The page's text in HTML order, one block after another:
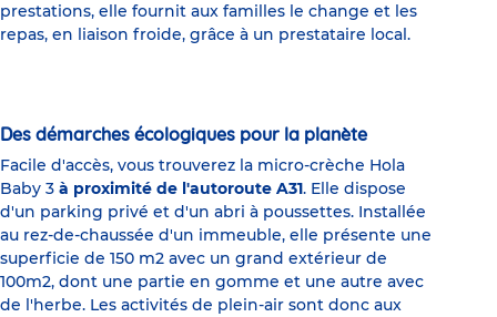
prestations, elle fournit aux familles le change et les
repas, en liaison froide, grâce à un prestataire local.
Des démarches écologiques pour la planète
Facile d'accès, vous trouverez la micro-crèche Hola
Baby 3 à proximité de l'autoroute A31. Elle dispose
d'un parking privé et d'un abri à poussettes. Installée
au rez-de-chaussée d'un immeuble, elle présente une
superficie de 150 m2 avec un grand extérieur de
100m2, dont une partie en gomme et une autre avec
de l'herbe. Les activités de plein-air sont donc aux